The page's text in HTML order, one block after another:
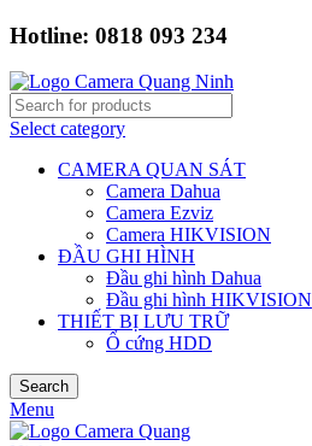
Hotline: 0818 093 234
Select category
CAMERA QUAN SÁT
Camera Dahua
Camera Ezviz
Camera HIKVISION
ĐẦU GHI HÌNH
Đầu ghi hình Dahua
Đầu ghi hình HIKVISION
THIẾT BỊ LƯU TRỮ
Ổ cứng HDD
Search
Menu